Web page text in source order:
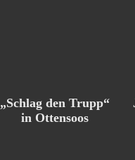
„Schlag den Trupp“
in Ottensoos